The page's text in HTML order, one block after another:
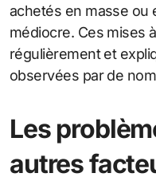
achetés en masse ou
médiocre. Ces mises
régulièrement et
observées par de
Les
autres